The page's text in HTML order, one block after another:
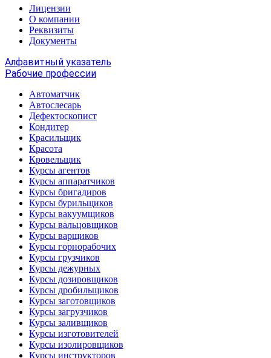
Лицензии
О компании
Реквизиты
Документы
Алфавитный указатель
Рабочие профессии
Автоматчик
Автослесарь
Дефектоскопист
Кондитер
Красильщик
Красота
Кровельщик
Курсы агентов
Курсы аппаратчиков
Курсы бригадиров
Курсы бурильщиков
Курсы вакуумщиков
Курсы вальцовщиков
Курсы варщиков
Курсы горнорабочих
Курсы грузчиков
Курсы дежурных
Курсы дозировщиков
Курсы дробильщиков
Курсы заготовщиков
Курсы загрузчиков
Курсы заливщиков
Курсы изготовителей
Курсы изолировщиков
Курсы инструкторов